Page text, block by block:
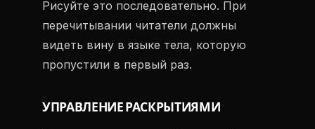
Рисуйте это последовательно. При
перечитывании читатели должны
видеть вину в языке тела, которую
пропустили в первый раз.
УПРАВЛЕНИЕ РАСКРЫТИЯМИ